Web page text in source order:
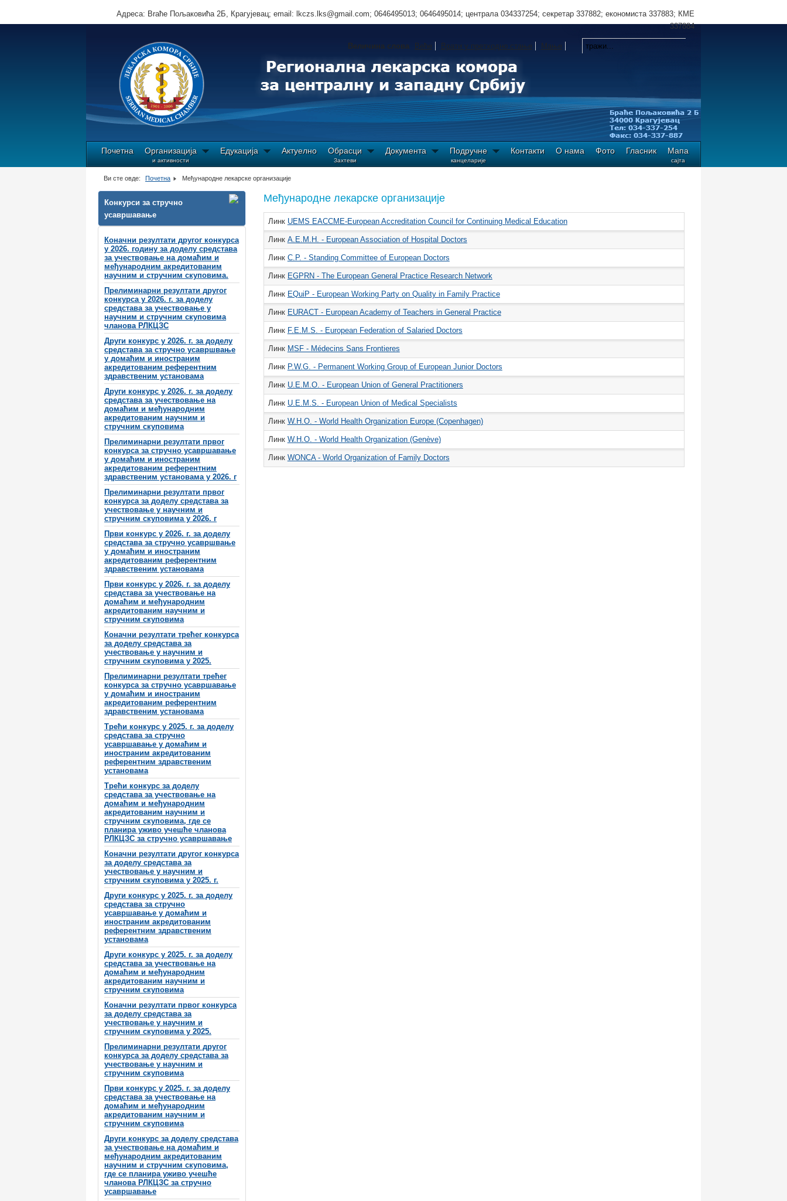
Почетна Организација
и активности
Едукација Актуелно Обрасци
Захтеви
Документа Подручне
канцеларије
Контакти О нама Фото Гласник Мапа
сајта
Адреса: Brаће Пољаковића 2Б, Крагујевац; email: lkczs.lks@gmail.com; 0646495013; 0646495014; централа 034337254; секретар 337882; економиста 337883; КМЕ
337884
Величина слова Веће Врати у претходно стање Мање
Ви сте овде: Почетна Међународне лекарске организације
Конкурси за стручно
усавршавање
Коначни резултати другог конкурса
у 2026. годину за доделу средстава
за учествовање на домаћим и
међународним акредитованим
научним и стручним скуповима.
Прелиминарни резултати другог
конкурса у 2026. г. за доделу
средстава за учествовање у
научним и стручним скуповима
чланова РЛКЦЗС
Други конкурс у 2026. г. за доделу
средстава за стручно усавршвање
у домаћим и иностраним
акредитованим референтним
здравственим установама
Други конкурс у 2026. г. за доделу
средстава за учествовање на
домаћим и међународним
акредитованим научним и
стручним скуповима
Прелиминарни резултати првог
конкурса за стручно усавршавање
у домаћим и иностраним
акредитованим референтним
здравственим установама у 2026. г
Прелиминарни резултати првог
конкурса за доделу средстава за
учествовање у научним и
стручним скуповима у 2026. г
Први конкурс у 2026. г. за доделу
средстава за стручно усавршвање
у домаћим и иностраним
акредитованим референтним
здравственим установама
Први конкурс у 2026. г. за доделу
средстава за учествовање на
домаћим и међународним
акредитованим научним и
стручним скуповима
Коначни резултати трећег конкурса
за доделу средстава за
учествовање у научним и
стручним скуповима у 2025.
Прелиминарни резултати трећег
конкурса за стручно усавршавање
у домаћим и иностраним
акредитованим референтним
здравственим установама
Трећи конкурс у 2025. г. за доделу
средстава за стручно
усавршавање у домаћим и
иностраним акредитованим
референтним здравственим
установама
Трећи конкурс за доделу
средстава за учествовање на
домаћим и међународним
акредитованим научним и
стручним скуповима, где се
планира уживо учешће чланова
РЛКЦЗС за стручно усавршавање
Коначни резултати другог конкурса
за доделу средстава за
учествовање у научним и
стручним скуповима у 2025. г.
Други конкурс у 2025. г. за доделу
средстава за стручно
усавршавање у домаћим и
иностраним акредитованим
референтним здравственим
установама
Други конкурс у 2025. г. за доделу
средстава за учествовање на
домаћим и међународним
акредитованим научним и
стручним скуповима
Коначни резултати првог конкурса
за доделу средстава за
учествовање у научним и
стручним скуповима у 2025.
Прелиминарни резултати другог
конкурса за доделу средстава за
учествовање у научним и
стручним скуповима
Први конкурс у 2025. г. за доделу
средстава за учествовање на
домаћим и међународним
акредитованим научним и
стручним скуповима
Други конкурс за доделу средстава
за учествовање на домаћим и
међународним акредитованим
научним и стручним скуповима,
где се планира уживо учешће
чланова РЛКЦЗС за стручно
усавршавање
Међународне лекарске организације
Линк UEMS EACCME-European Accreditation Council for Continuing Medical Education
Линк A.E.M.H. - European Association of Hospital Doctors
Линк C.P. - Standing Committee of European Doctors
Линк EGPRN - The European General Practice Research Network
Линк EQuiP - European Working Party on Quality in Family Practice
Линк EURACT - European Academy of Teachers in General Practice
Линк F.E.M.S. - European Federation of Salaried Doctors
Линк MSF - Médecins Sans Frontieres
Линк P.W.G. - Permanent Working Group of European Junior Doctors
Линк U.E.M.O. - European Union of General Practitioners
Линк U.E.M.S. - European Union of Medical Specialists
Линк W.H.O. - World Health Organization Europe (Copenhagen)
Линк W.H.O. - World Health Organization (Genève)
Линк WONCA - World Organization of Family Doctors